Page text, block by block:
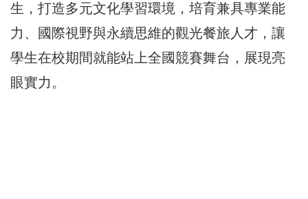
生，打造多元文化學習環境，培育兼具專業能
力、國際視野與永續思維的觀光餐旅人才，讓
學生在校期間就能站上全國競賽舞台，展現亮
眼實力。